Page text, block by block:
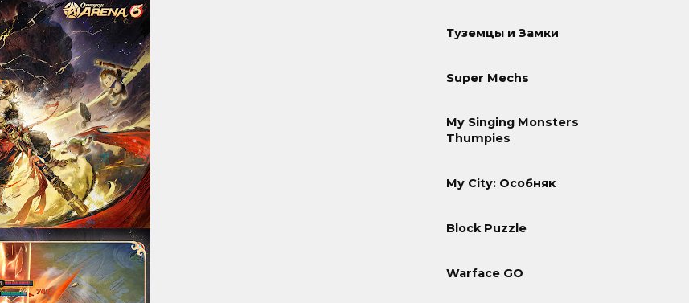
Туземцы и Замки
Super Mechs
My Singing Monsters
Thumpies
My City: Особняк
Block Puzzle
Warface GO